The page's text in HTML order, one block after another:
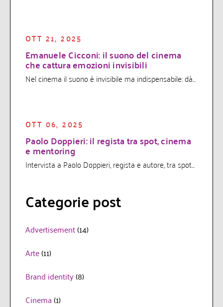
OTT 21, 2025
Emanuele Cicconi: il suono del cinema
che cattura emozioni invisibili
Nel cinema il suono è invisibile ma indispensabile: dà...
OTT 06, 2025
Paolo Doppieri: il regista tra spot, cinema
e mentoring
Intervista a Paolo Doppieri, regista e autore, tra spot...
Categorie post
Advertisement(14)
Arte(11)
Brand identity(8)
Cinema(1)